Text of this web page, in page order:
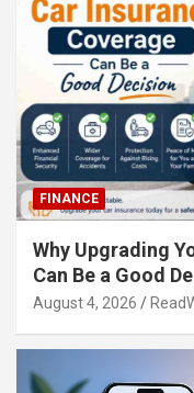
FINANCE
Why Upgrading
Can Be a Good
August 4, 2026